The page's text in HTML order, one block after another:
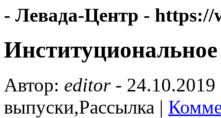
- Левада-Центр - https://
Институциональное
Автор: editor-
выпуски,Рассылка |